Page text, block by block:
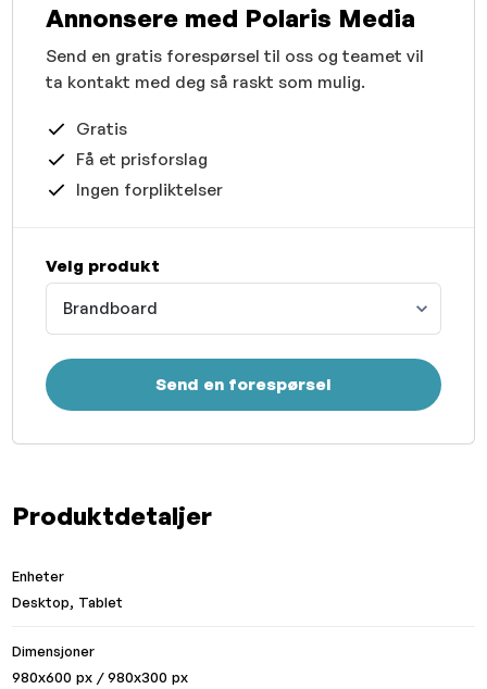
Produktdetaljer
Enheter
Desktop, Tablet
Dimensjoner
980x600 px / 980x300 px
Annonsere med Polaris Media
Send en gratis forespørsel til oss og teamet vil
ta kontakt med deg så raskt som mulig.
Gratis
Få et prisforslag
Ingen forpliktelser
Velg produkt
Brandboard
Send en forespørsel